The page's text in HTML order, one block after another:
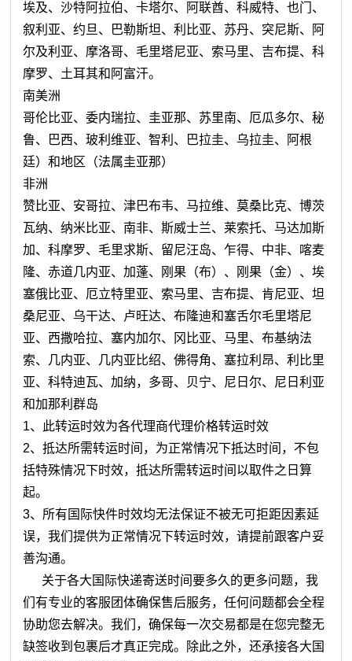
埃及、沙特阿拉伯、卡塔尔、阿联酋、科威特、也门、
叙利亚、约旦、巴勒斯坦、利比亚、苏丹、突尼斯、阿
尔及利亚、摩洛哥、毛里塔尼亚、索马里、吉布提、科
摩罗、土耳其和阿富汗。
南美洲
哥伦比亚、委内瑞拉、圭亚那、苏里南、厄瓜多尔、秘
鲁、巴西、玻利维亚、智利、巴拉圭、乌拉圭、阿根
廷）和地区（法属圭亚那）
非洲
赞比亚、安哥拉、津巴布韦、马拉维、莫桑比克、博茨
瓦纳、纳米比亚、南非、斯威士兰、莱索托、马达加斯
加、科摩罗、毛里求斯、留尼汪岛、乍得、中非、喀麦
隆、赤道几内亚、加蓬、刚果（布）、刚果（金）、埃
塞俄比亚、厄立特里亚、索马里、吉布提、肯尼亚、坦
桑尼亚、乌干达、卢旺达、布隆迪和塞舌尔毛里塔尼
亚、西撒哈拉、塞内加尔、冈比亚、马里、布基纳法
索、几内亚、几内亚比绍、佛得角、塞拉利昂、利比里
亚、科特迪瓦、加纳，多哥、贝宁、尼日尔、尼日利亚
和加那利群岛
1、此转运时效为各代理商代理价格转运时效
2、抵达所需转运时间，为正常情况下抵达时间，不包
括特殊情况下时效，抵达所需转运时间以取件之日算
起。
3、所有国际快件时效均无法保证不被无可拒距因素延
误，我们提供为正常情况下转运时效，请提前跟客户妥
善沟通。
关于各大国际快递寄送时间要多久的更多问题，我
们有专业的客服团体确保售后服务，任何问题都会全程
协助您去解决。我们，确保每一次交易都是在您完整无
缺签收到包裹后才真正完成。除此之外，还承接各大国